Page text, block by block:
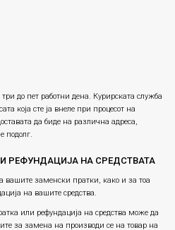
до пет работни дена. Курирската служба
која сте ја внеле при процесот на
да биде на различна адреса,
подолг.
РЕФУНДАЦИЈА НА СРЕДСТВАТА
вашите заменски пратки, како и за тоа
на вашите средства.
или рефундацијa на средства може да
за замена на производи се на товар на